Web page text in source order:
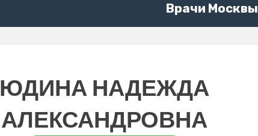
Врачи Москвы
ЮДИНА НАДЕЖДА
АЛЕКСАНДРОВНА